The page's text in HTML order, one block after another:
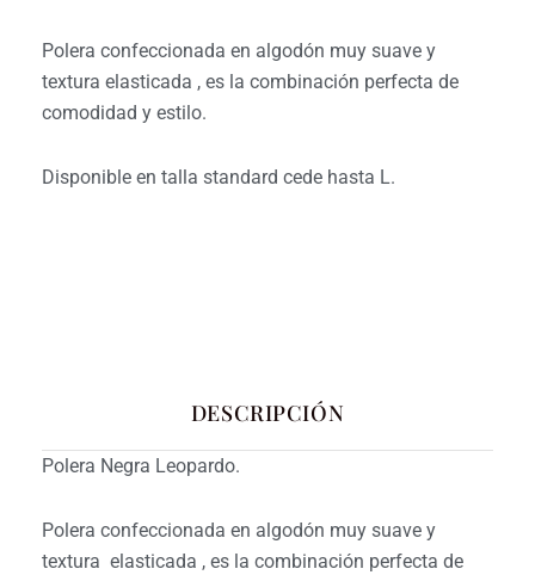
Polera confeccionada en algodón muy suave y
textura elasticada , es la combinación perfecta de
comodidad y estilo.
Disponible en talla standard cede hasta L.
DESCRIPCIÓN
Polera Negra Leopardo.
Polera confeccionada en algodón muy suave y
textura elasticada , es la combinación perfecta de